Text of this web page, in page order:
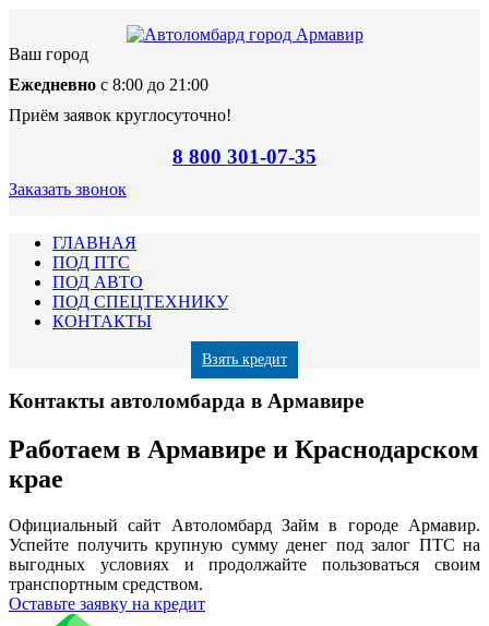
Ваш город
Ежедневно с 8:00 до 21:00
Приём заявок круглосуточно!
8 800 301-07-35
Заказать звонок
ГЛАВНАЯ
ПОД ПТС
ПОД АВТО
ПОД СПЕЦТЕХНИКУ
КОНТАКТЫ
Взять кредит
Контакты автоломбарда в Армавире
Работаем в Армавире и Краснодарском
крае
Официальный сайт Автоломбард Займ в городе Армавир.
Успейте получить крупную сумму денег под залог ПТС на
выгодных условиях и продолжайте пользоваться своим
транспортным средством.
Оставьте заявку на кредит